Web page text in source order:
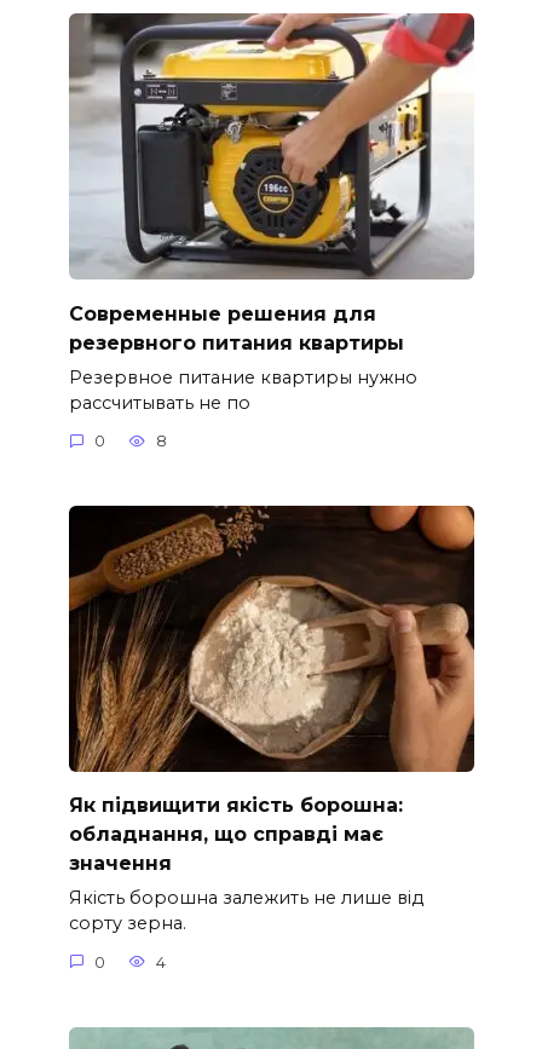
Современные решения для
резервного питания квартиры
Резервное питание квартиры нужно
рассчитывать не по
0 8
Як підвищити якість борошна:
обладнання, що справді має
значення
Якість борошна залежить не лише від
сорту зерна.
0 4